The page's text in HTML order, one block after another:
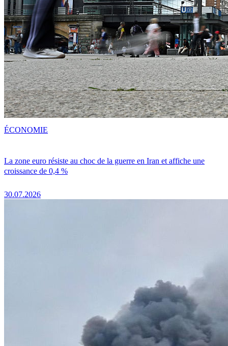
La zone euro résiste au choc de la guerre en Iran et affiche une
croissance de 0,4 %
30.07.2026
ÉCONOMIE